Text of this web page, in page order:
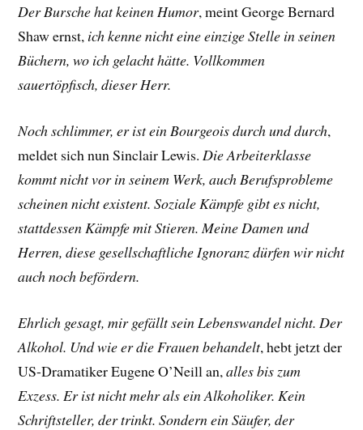
Der Bursche hat keinen Humor, meint George Bernard
Shaw ernst, ich kenne nicht eine einzige Stelle in seinen
Büchern, wo ich gelacht hätte. Vollkommen
sauertöpfisch, dieser Herr.
Noch schlimmer, er ist ein Bourgeois durch und durch,
meldet sich nun Sinclair Lewis.Die Arbeiterklasse
kommt nicht vor in seinem Werk, auch Berufsprobleme
scheinen nicht existent. Soziale Kämpfe gibt es nicht,
stattdessen Kämpfe mit Stieren. Meine Damen und
Herren, diese gesellschaftliche Ignoranz dürfen wir nicht
auch noch befördern.
Ehrlich gesagt, mir gefällt sein Lebenswandel nicht. Der
Alkohol. Und wie er die Frauen behandelt, hebt jetzt der
US-DramatikerEugene O’Neillan,alles bis zum
Exzess. Er ist nicht mehr als ein Alkoholiker. Kein
Schriftsteller, der trinkt. Sondern ein Säufer, der